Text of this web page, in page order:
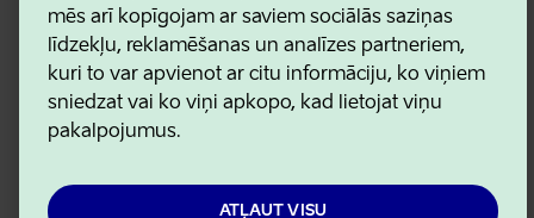
mēs arī kopīgojam ar saviem sociālās saziņas
līdzekļu, reklamēšanas un analīzes partneriem,
kuri to var apvienot ar citu informāciju, ko viņiem
sniedzat vai ko viņi apkopo, kad lietojat viņu
pakalpojumus.
ATĻAUT VISU